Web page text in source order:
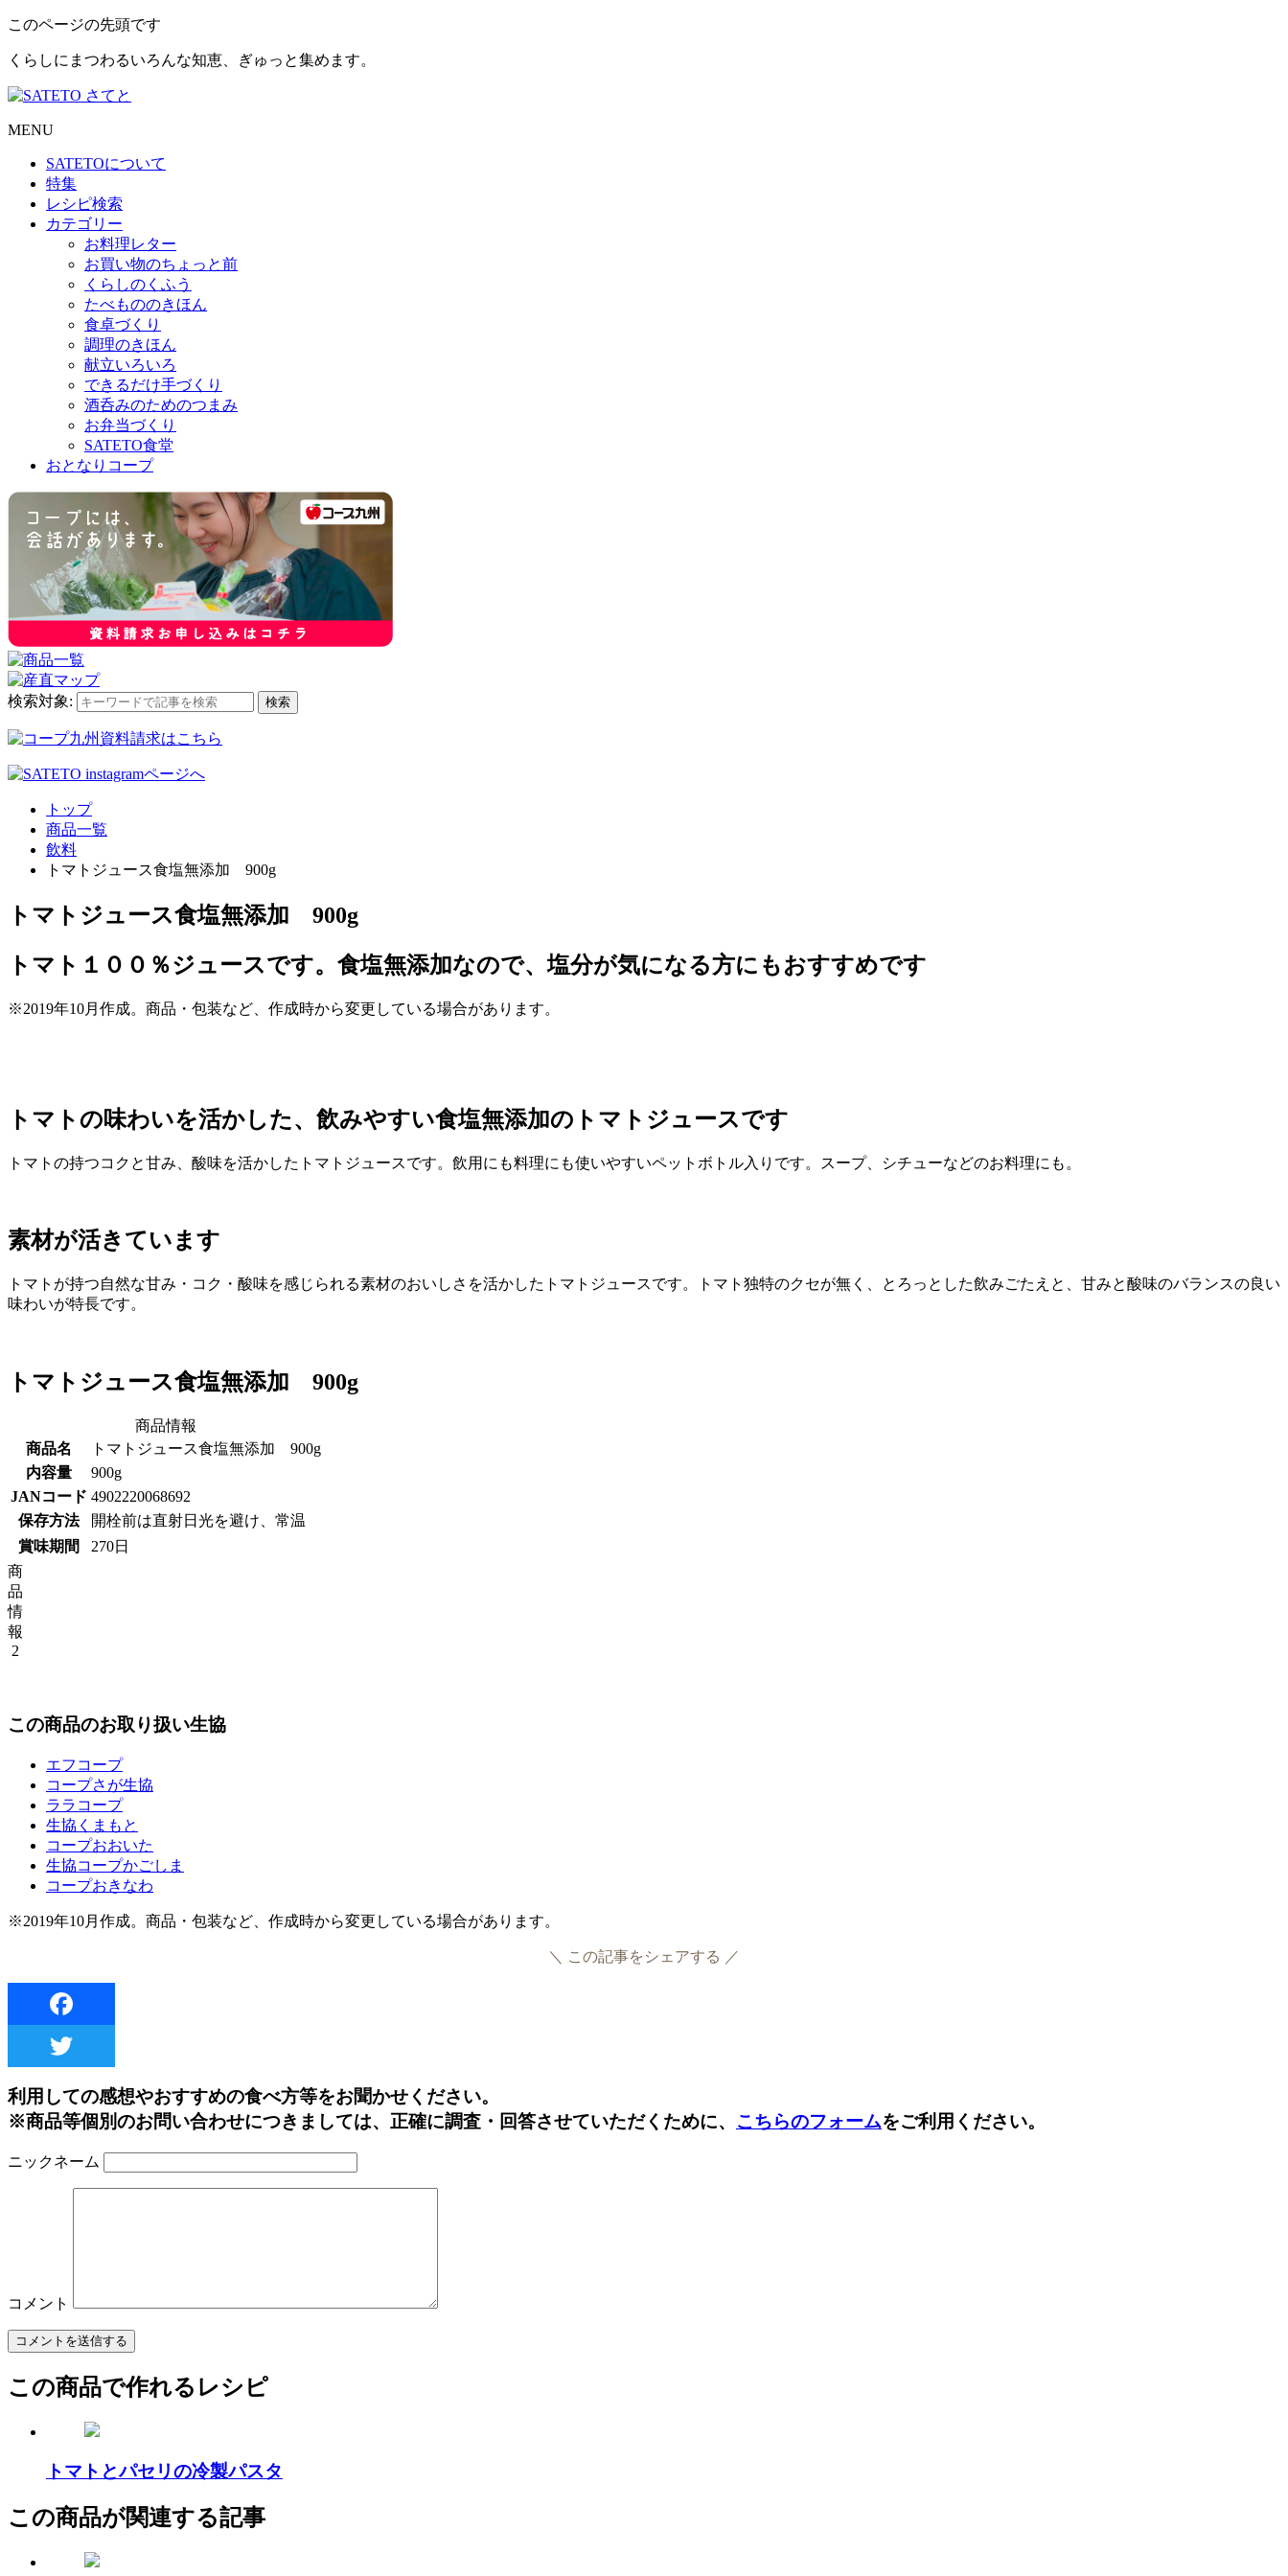
このページの先頭です
くらしにまつわるいろんな知恵、ぎゅっと集めます。
MENU
SATETOについて
特集
レシピ検索
カテゴリー
お料理レター
お買い物のちょっと前
くらしのくふう
たべもののきほん
食卓づくり
調理のきほん
献立いろいろ
できるだけ手づくり
酒呑みのためのつまみ
お弁当づくり
SATETO食堂
おとなりコープ
検索対象: 検索
トップ
商品一覧
飲料
トマトジュース食塩無添加 900g
トマトジュース食塩無添加 900g
トマト１００％ジュースです。食塩無添加なので、塩分が気になる方にもおすすめです
※2019年10月作成。商品・包装など、作成時から変更している場合があります。
トマトの味わいを活かした、飲みやすい食塩無添加のトマトジュースです
トマトの持つコクと甘み、酸味を活かしたトマトジュースです。飲用にも料理にも使いやすいペットボトル入りです。スープ、シチューなどのお料理にも。
素材が活きています
トマトが持つ自然な甘み・コク・酸味を感じられる素材のおいしさを活かしたトマトジュースです。トマト独特のクセが無く、とろっとした飲みごたえと、甘みと酸味のバランスの良い
味わいが特長です。
トマトジュース食塩無添加 900g
商品情報
商品名
トマトジュース食塩無添加 900g
内容量
900g
JANコード 4902220068692
保存方法
開栓前は直射日光を避け、常温
賞味期間
270日
商
品
情
報
2
この商品のお取り扱い生協
エフコープ
コープさが生協
ララコープ
生協くまもと
コープおおいた
生協コープかごしま
コープおきなわ
※2019年10月作成。商品・包装など、作成時から変更している場合があります。
＼ この記事をシェアする ／
利用しての感想やおすすめの食べ方等をお聞かせください。
※商品等個別のお問い合わせにつきましては、正確に調査・回答させていただくために、 こちらのフォームをご利用ください。
ニックネーム
コメント
この商品で作れるレシピ
トマトとパセリの冷製パスタ
この商品が関連する記事